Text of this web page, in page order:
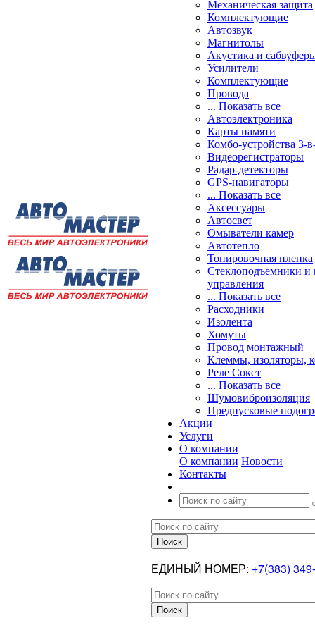
Механическая защита
Комплектующие
Автозвук
Магнитолы
Акустика и
Усилители
Комплектующие
Провода
... Показать все
Автоэлектроника
Карты памяти
Комбо-устройства 3-
Видеорегистраторы
Радар-детекторы
GPS-навигаторы
... Показать все
Аксессуары
Автосвет
Омыватели камер
Автотепло
Тонировочная пленка
Стеклоподъемники и
управления
... Показать все
Расходники
Изолента
Хомуты
Провод монтажный
Клеммы, изоляторы,
Реле Сокет
... Показать все
Шумовиброизоляция
Предпусковые
Акции
Услуги
О компании
О компании Новости
Контакты
ЕДИНЫЙ НОМЕР: +7(383)